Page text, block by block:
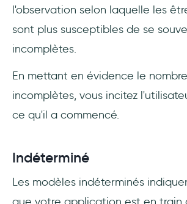
l'observation selon laquelle les
sont plus susceptibles de se
incomplètes.
En mettant en évidence le
incomplètes, vous incitez
ce qu'il a commencé.
Indéterminé
Les modèles indéterminés